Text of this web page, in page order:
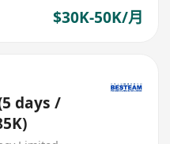
$30K-50K/月
days /